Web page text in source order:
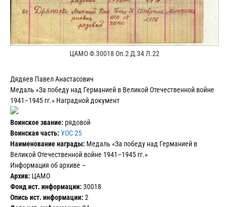
ЦАМО Ф.30018 Оп.2 Д.34 Л.22
Дядяев Павел Анастасович
Медаль «За победу над Германией в Великой Отечественной войне
1941–1945 гг.» Наградной документ
Воинское звание: рядовой
Воинская часть: УОС 25
Наименование награды: Медаль «За победу над Германией в
Великой Отечественной войне 1941–1945 гг.»
Информация об архиве –
Архив: ЦАМО
Фонд ист. информации: 30018
Опись ист. информации: 2